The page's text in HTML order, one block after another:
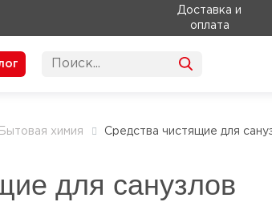
Доставка и
оплата
Бытовая химия Средства чистящие для
для санузлов